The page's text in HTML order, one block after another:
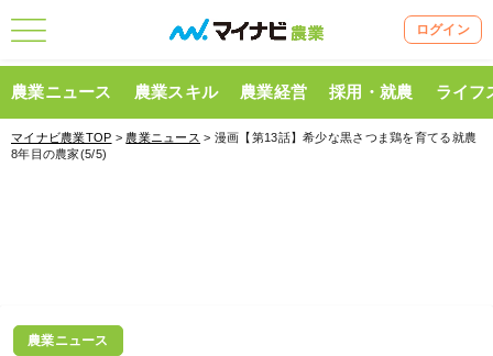
ログイン
農業ニュース 農業スキル 農業経営 採用・就農 ライフ
マイナビ農業TOP > 農業ニュース > 漫画【第13話】希少な黒さつま鶏を育てる就農
8年目の農家(5/5)
農業ニュース